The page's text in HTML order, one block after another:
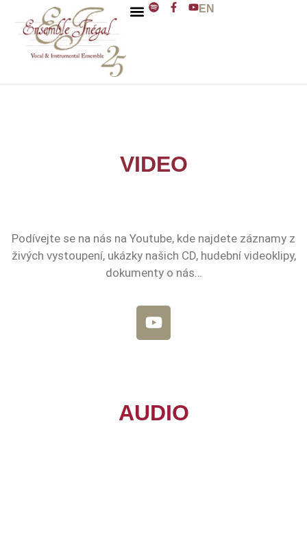
EN
VIDEO
Podívejte se na nás na Youtube, kde najdete záznamy z
živých vystoupení, ukázky našich CD, hudební videoklipy,
dokumenty o nás…
AUDIO